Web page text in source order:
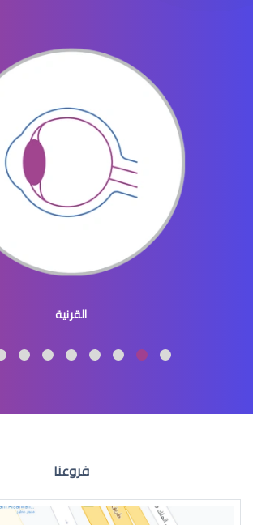
افضل دكتور عيون في النسيم
طبيب عيون اطفال
القرنية
فروعنا